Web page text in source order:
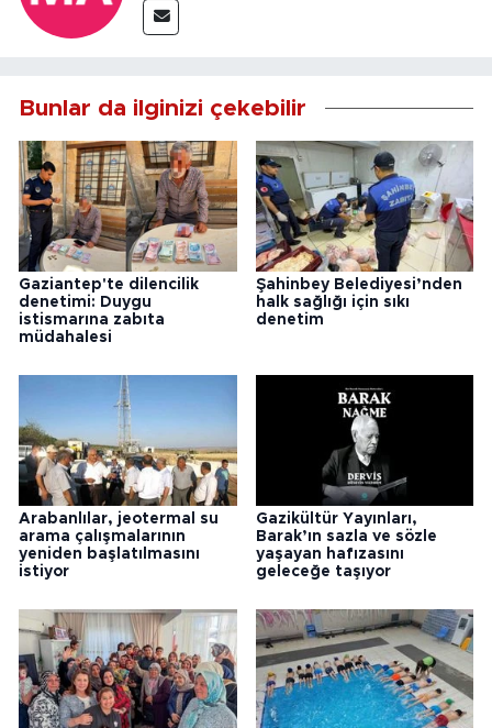
Bunlar da ilginizi çekebilir
Gaziantep'te dilencilik
denetimi: Duygu
istismarına zabıta
müdahalesi
Şahinbey Belediyesi’nden
halk sağlığı için sıkı
denetim
Arabanlılar, jeotermal su
arama çalışmalarının
yeniden başlatılmasını
istiyor
Gazikültür Yayınları,
Barak’ın sazla ve sözle
yaşayan hafızasını
geleceğe taşıyor